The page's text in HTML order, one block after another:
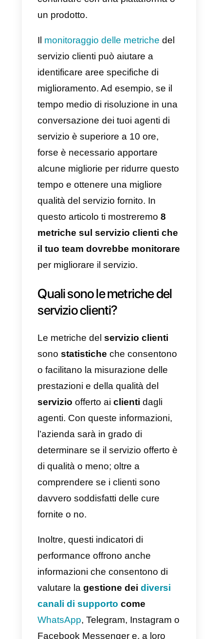
azienda.
Un altro punto molto importante
da considerare è che un’azienda
può avere parecchi clienti fissi
ma, ogni volta che viene offerto
un servizio clienti difettoso o
inefficiente, questi clienti possono
decidere di abbandonare il
servizio e scegliere un’altra
società. Inoltre, l’esperienza del
cliente post-vendita è un fattore
decisivo quando i clienti vogliono
continuare con una piattaforma o
un prodotto.
Ilmonitoraggio delle metriche
identificare aree specifiche di
miglioramento. Ad esempio, se il
tempo medio di risoluzione in una
conversazione dei tuoi agenti di
servizio è superiore a 10 ore,
forse è necessario apportare
tempo e ottenere una migliore
qualità del servizio fornito. In
questo articolo ti mostreremo
metriche sul servizio clienti
il tuo team dovrebbe
per migliorare il servizio.
Quali sono le metriche del
servizio clienti?